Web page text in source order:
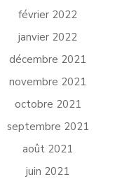
février 2022
janvier 2022
décembre 2021
novembre 2021
octobre 2021
septembre 2021
août 2021
juin 2021